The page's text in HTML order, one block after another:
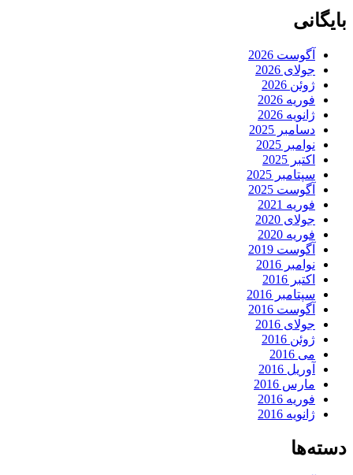
بایگانی
آگوست 2026
جولای 2026
ژوئن 2026
فوریه 2026
ژانویه 2026
دسامبر 2025
نوامبر 2025
اکتبر 2025
سپتامبر 2025
آگوست 2025
فوریه 2021
جولای 2020
فوریه 2020
آگوست 2019
نوامبر 2016
اکتبر 2016
سپتامبر 2016
آگوست 2016
جولای 2016
ژوئن 2016
می 2016
آوریل 2016
مارس 2016
فوریه 2016
ژانویه 2016
دسته‌ها